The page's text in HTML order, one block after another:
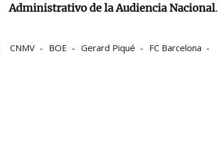
Administrativo de la Audiencia Nacional.
CNMV BOE Gerard Piqué
FC Barcelona